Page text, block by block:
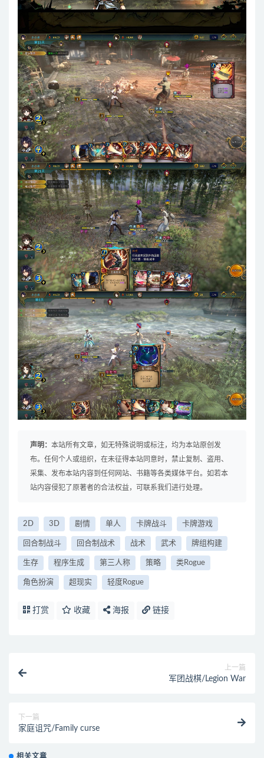
声明： 本站所有文章，如无特殊说明或标注，均为本站原创发
布。任何个人或组织，在未征得本站同意时，禁止复制、盗用、
采集、发布本站内容到任何网站、书籍等各类媒体平台。如若本
站内容侵犯了原著者的合法权益，可联系我们进行处理。
2D 3D 剧情 单人 卡牌战斗 卡牌游戏
回合制战斗 回合制战术 战术 武术 牌组构建
生存 程序生成 第三人称 策略 类Rogue
角色扮演 超现实 轻度Rogue
打赏 收藏 海报 链接
上一篇
军团战棋/Legion War
下一篇
家庭诅咒/Family curse
相关文章